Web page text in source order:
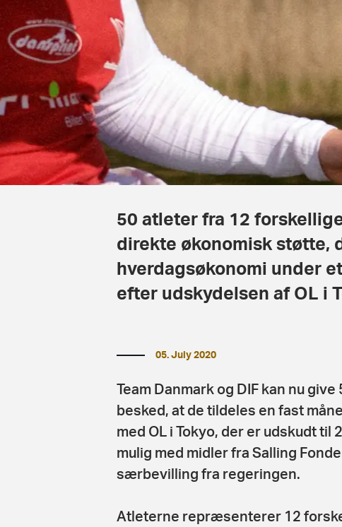
50 atleter fra 12
direkte økonomisk støtte,
hverdagsøkonomi under
efter udskydelsen af OL i
05. July 2020
Team Danmark og DIF kan nu
besked, at de tildeles en fast
med OL i Tokyo, der er udskudt til
mulig med midler fra Salling
særbevilling fra regeringen.
Atleterne repræsenterer 12